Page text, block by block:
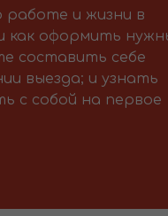
работе и жизни в
как оформить
составить себе
выезда; и узнать
с собой на первое